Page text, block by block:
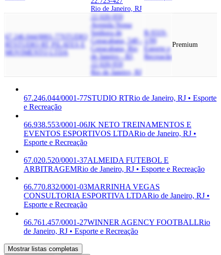
Rio de Janeiro, RJ
67.246.044/0001-77
STUDIO
STUDIO RT PILATES E
MOVIMENTO LTDA
22.020-959
Avenida Nossa
Senhora de
Copacabana, 540 -
Copacabana, Rio
de Janeiro - RJ,
Rio de Janeiro, RJ
R-9319-
Esporte e
Recreação
Premium
67.246.044/0001-77STUDIO RTRio de Janeiro, RJ • Esporte
e Recreação
66.938.553/0001-06JK NETO TREINAMENTOS E
EVENTOS ESPORTIVOS LTDARio de Janeiro, RJ •
Esporte e Recreação
67.020.520/0001-37ALMEIDA FUTEBOL E
ARBITRAGEMRio de Janeiro, RJ • Esporte e Recreação
66.770.832/0001-03MARRINHA VEGAS
CONSULTORIA ESPORTIVA LTDARio de Janeiro, RJ •
Esporte e Recreação
66.761.457/0001-27WINNER AGENCY FOOTBALLRio
de Janeiro, RJ • Esporte e Recreação
Mostrar listas completas